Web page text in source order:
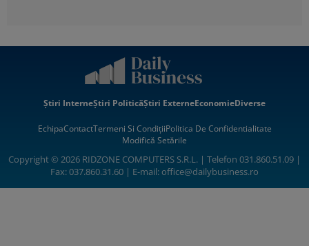
Știri InterneȘtiri PoliticăȘtiri ExterneEconomieDiverse
EchipaContactTermeni Si CondițiiPolitica De Confidentialitate
Modifică Setările
Copyright © 2026 RIDZONE COMPUTERS S.R.L. | Telefon 031.860.51.09 |
Fax: 037.860.31.60 | E-mail:office@dailybusiness.ro